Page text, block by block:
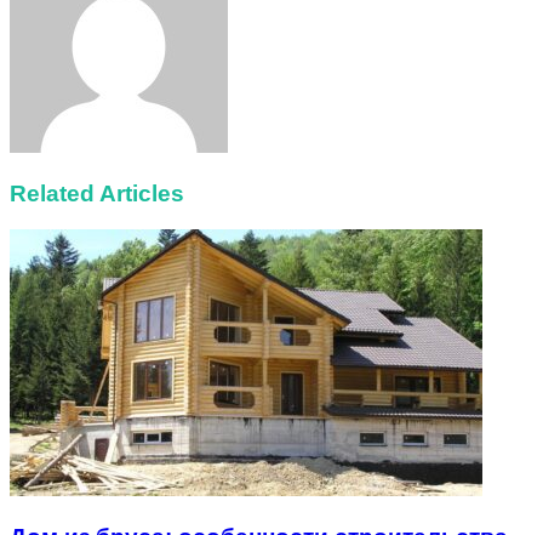
Related Articles